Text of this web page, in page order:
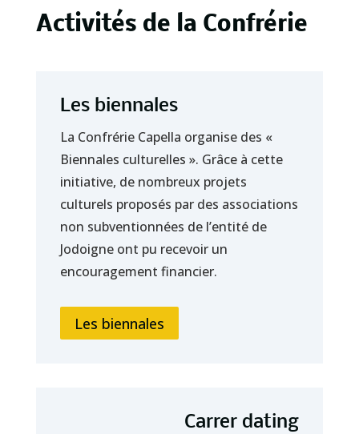
Activités de la Confrérie
Les biennales
La Confrérie Capella organise des «
Biennales culturelles ». Grâce à cette
initiative, de nombreux projets
culturels proposés par des associations
non subventionnées de l’entité de
Jodoigne ont pu recevoir un
encouragement financier.
Les biennales
Carrer dating